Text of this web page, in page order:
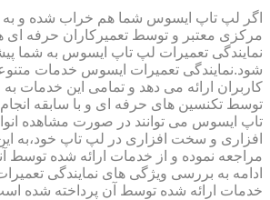
اگر لپ تاپ ایسوس شما هم خراب شده و به
مرکزی معتبر و توسط تعمیرکاران حرفه ای
نمایندگی تعمیرات لپ تاپ ایسوس به شما
شود.نمایندگی تعمیرات ایسوس خدمات متنوعی
کاربران ارائه می دهد و تمامی این خدمات
توسط تکنسین های حرفه ای و با سابقه
تاپ ایسوس می توانند در صورت مشاهده
افزاری و سخت افزاری در لپ تاپ خود،به
مراجعه نموده و از خدمات ارائه شده توسط
ادامه به بررسی ویژگی های نمایندگی
خدمات ارائه شده توسط آن پرداخته شده